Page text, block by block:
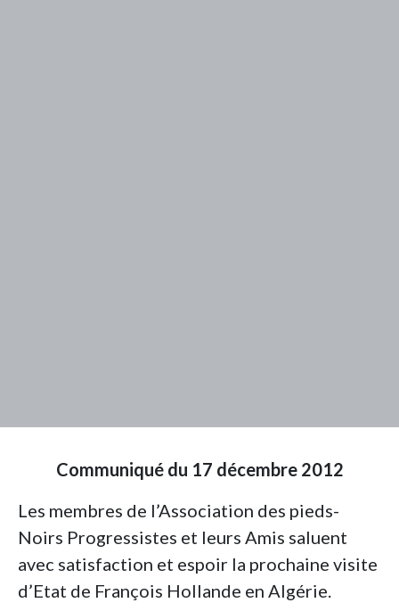
Communiqué du 17 décembre 2012
Les membres de l’Association des pieds-
Noirs Progressistes et leurs Amis saluent
avec satisfaction et espoir la prochaine visite
d’Etat de François Hollande en Algérie.